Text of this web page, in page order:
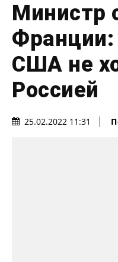
Министр
Франции:
США не
Россией
25.02.2022 11:31